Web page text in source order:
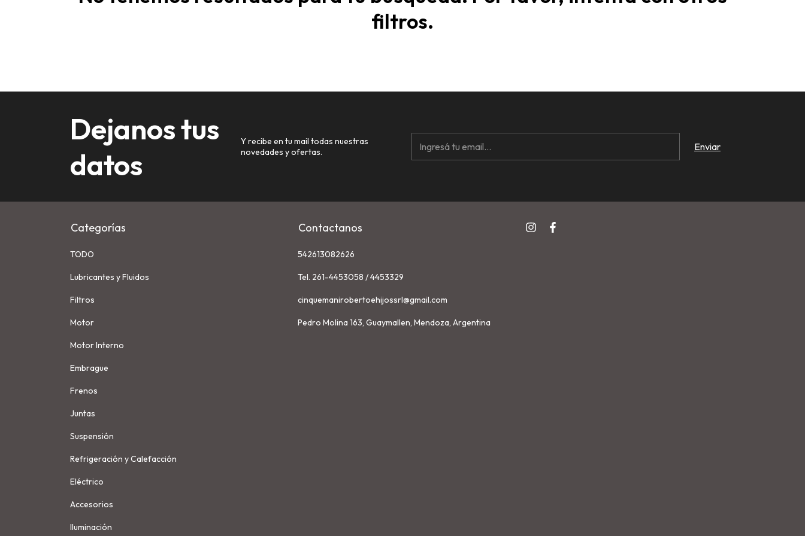
filtros.
Dejanos tus
datos
Y recibe en tu mail todas nuestras
novedades y ofertas.
Categorías
TODO
Lubricantes y Fluidos
Filtros
Motor
Motor Interno
Embrague
Frenos
Juntas
Suspensión
Refrigeración y Calefacción
Eléctrico
Accesorios
Iluminación
Contactanos
542613082626
Tel. 261-4453058 / 4453329
cinquemanirobertoehijossrl@gmail.com
Pedro Molina 163, Guaymallen, Mendoza, Argentina